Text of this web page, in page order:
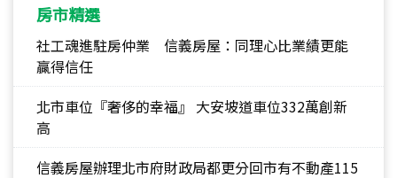
房市精選
社工魂進駐房仲業 信義房屋：同理心比業績更能
贏得信任
北市車位『奢侈的幸福』 大安坡道車位332萬創新
高
信義房屋辦理北市府財政局都更分回市有不動產115